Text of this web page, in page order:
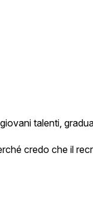
talenti,
credo che il